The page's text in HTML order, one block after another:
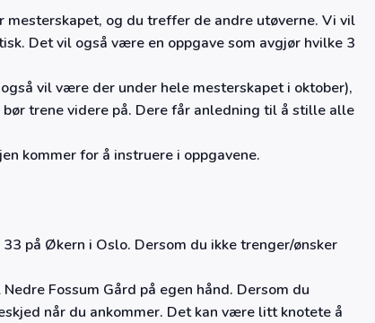
og du treffer de andre utøverne. Vi vil
Det vil også være en oppgave som avgjør hvilke 3
vil være der under hele mesterskapet i oktober),
trene videre på. Dere får anledning til å stille alle
kommer for å instruere i oppgavene.
på Økern i Oslo. Dersom du ikke trenger/ønsker
Fossum Gård på egen hånd. Dersom du
når du ankommer. Det kan være litt knotete å